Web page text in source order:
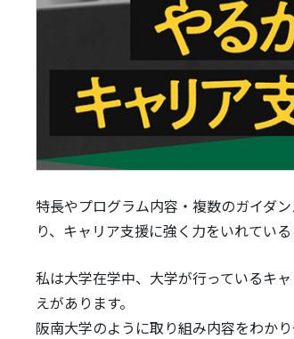
特長やプログラム内容・複数のガイダ
り、キャリア支援に強く力をいれている
私は大学在学中、大学が行っているキ
えがあります。
阪南大学のように取り組み内容をわか